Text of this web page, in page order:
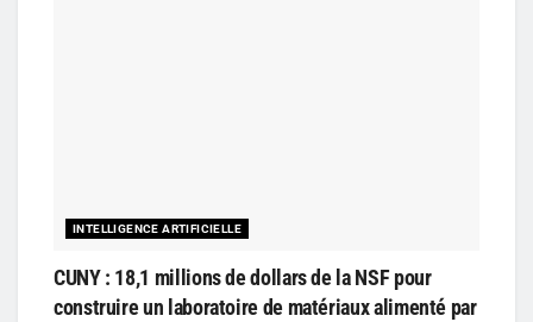
INTELLIGENCE ARTIFICIELLE
CUNY : 18,1 millions de dollars de la NSF pour
construire un laboratoire de matériaux alimenté par